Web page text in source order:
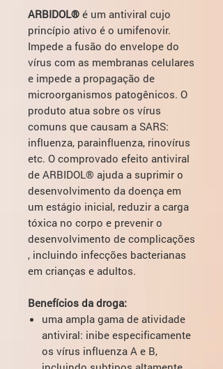
ARBIDOL® é um antiviral cujo
princípio ativo é o umifenovir.
Impede a fusão do envelope do
vírus com as membranas celulares
e impede a propagação de
microorganismos patogênicos. O
produto atua sobre os vírus
comuns que causam a SARS:
influenza, parainfluenza, rinovírus
etc. O comprovado efeito antiviral
de ARBIDOL® ajuda a suprimir o
desenvolvimento da doença em
um estágio inicial, reduzir a carga
tóxica no corpo e prevenir o
desenvolvimento de complicações
, incluindo infecções bacterianas
em crianças e adultos.
Benefícios da droga:
uma ampla gama de atividade
antiviral: inibe especificamente
os vírus influenza A e B,